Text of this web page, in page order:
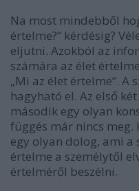
Na most mindebből
értelme?” kérdésig?
eljutni. Azokból az
számára az élet
„Mi az élet értelme”. A
hagyható el. Az első
második egy olyan
függés már nincs meg.
egy olyan dolog, ami a
értelme a személytől
értelméről beszélni.